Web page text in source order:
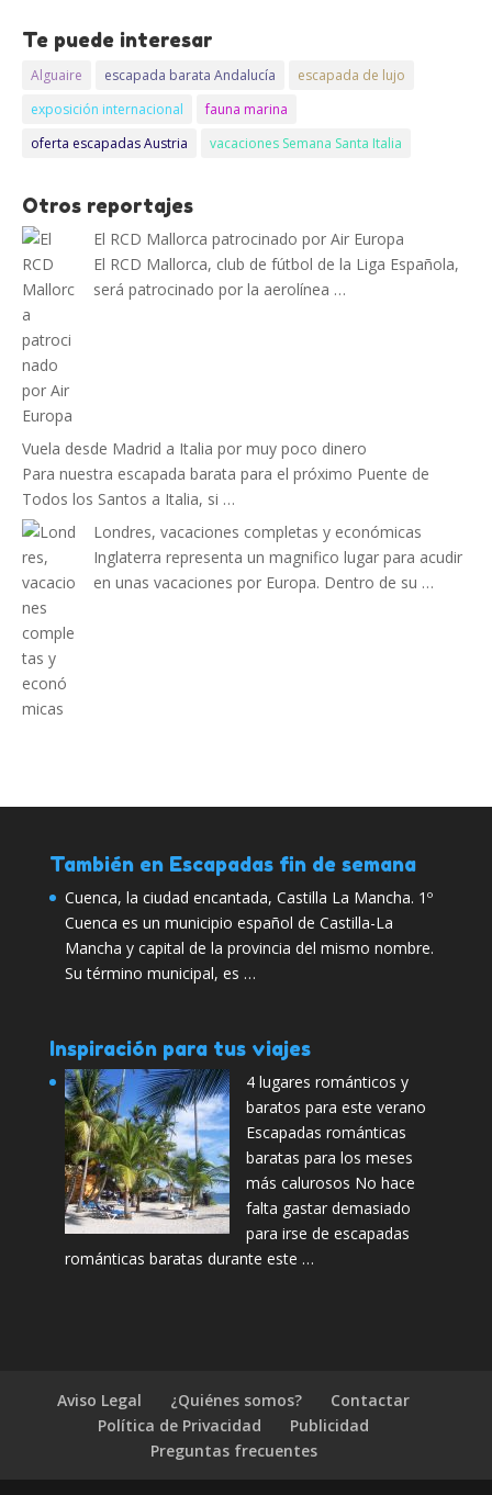
Te puede interesar
Alguaire escapada barata Andalucía
escapada de lujo
exposición internacional
fauna marina
oferta escapadas Austria
vacaciones Semana Santa Italia
Otros reportajes
El RCD Mallorca patrocinado por Air Europa
El RCD Mallorca, club de fútbol de la Liga Española,
será patrocinado por la aerolínea …
Vuela desde Madrid a Italia por muy poco dinero
Para nuestra escapada barata para el próximo Puente de
Todos los Santos a Italia, si …
Londres, vacaciones completas y económicas
Inglaterra representa un magnifico lugar para acudir
en unas vacaciones por Europa. Dentro de su …
También en Escapadas fin de semana
Cuenca, la ciudad encantada, Castilla La Mancha. 1º
Cuenca es un municipio español de Castilla-La
Mancha y capital de la provincia del mismo nombre.
Su término municipal, es …
Inspiración para tus viajes
4 lugares románticos y
baratos para este verano
Escapadas románticas
baratas para los meses
más calurosos No hace
falta gastar demasiado
para irse de escapadas
románticas baratas durante este …
Aviso Legal ¿Quiénes somos?
Contactar
Política de Privacidad
Publicidad
Preguntas frecuentes